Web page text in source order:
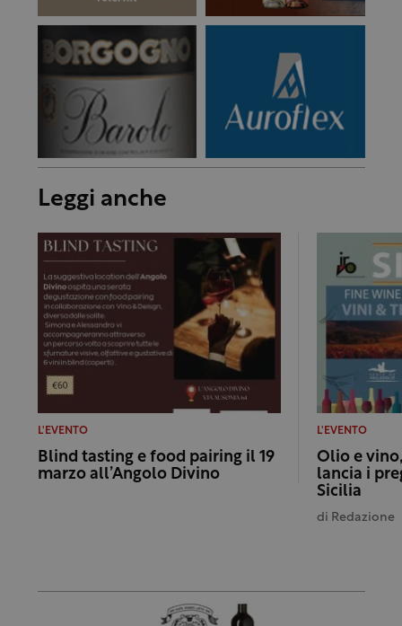
Leggi anche
L'EVENTO
Blind tasting e food pairing il 19
marzo all’Angolo Divino
L'EVENTO
Olio e
lancia i
Sicilia
di Redazione